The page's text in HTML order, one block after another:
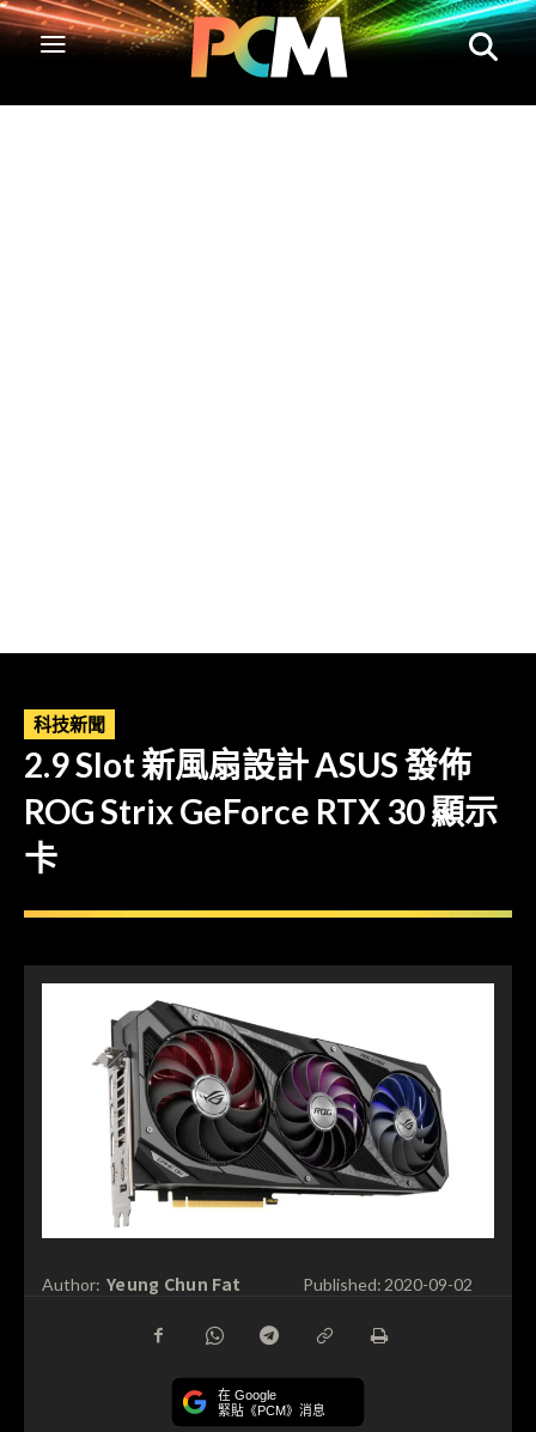
科技新聞
2.9 Slot 新風扇設計 ASUS 發佈
ROG Strix GeForce RTX 30 顯示
卡
Author: Yeung Chun Fat Published: 2020-09-02
在 Google
緊貼《PCM》消息